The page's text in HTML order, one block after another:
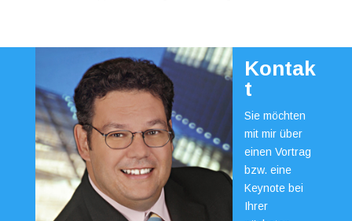
Kontak
t
Sie möchten
mit mir über
einen Vortrag
bzw. eine
Keynote bei
Ihrer